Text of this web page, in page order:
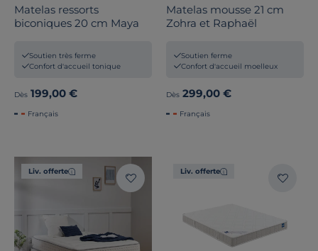
Matelas ressorts
biconiques 20 cm Maya
Soutien très ferme
Confort d'accueil tonique
Dès 199,00 €
Français
Matelas mousse 21 cm
Zohra et Raphaël
Soutien ferme
Confort d'accueil moelleux
Dès 299,00 €
Français
Liv. offerte Liv. offerte